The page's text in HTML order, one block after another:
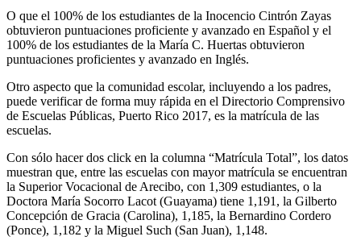
O que el 100% de los estudiantes de la Inocencio Cintrón Zayas
obtuvieron puntuaciones proficiente y avanzado en Español y el
100% de los estudiantes de la María C. Huertas obtuvieron
puntuaciones proficientes y avanzado en Inglés.
Otro aspecto que la comunidad escolar, incluyendo a los padres,
puede verificar de forma muy rápida en el Directorio Comprensivo
de Escuelas Públicas, Puerto Rico 2017, es la matrícula de las
escuelas.
Con sólo hacer dos click en la columna “Matrícula Total”, los datos
muestran que, entre las escuelas con mayor matrícula se encuentran
la Superior Vocacional de Arecibo, con 1,309 estudiantes, o la
Doctora María Socorro Lacot (Guayama) tiene 1,191, la Gilberto
Concepción de Gracia (Carolina), 1,185, la Bernardino Cordero
(Ponce), 1,182 y la Miguel Such (San Juan), 1,148.